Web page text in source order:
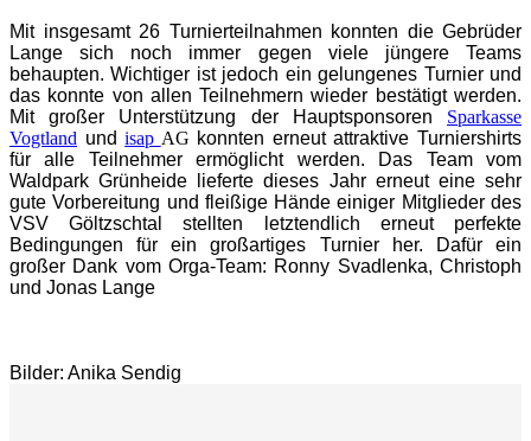
Mit insgesamt 26 Turnierteilnahmen konnten die Gebrüder
Lange sich noch immer gegen viele jüngere Teams
behaupten. Wichtiger ist jedoch ein gelungenes Turnier und
das konnte von allen Teilnehmern wieder bestätigt werden.
Mit großer Unterstützung der Hauptsponsoren Sparkasse
Vogtland undisap AG konnten erneut attraktive Turniershirts
für alle Teilnehmer ermöglicht werden. Das Team vom
Waldpark Grünheide lieferte dieses Jahr erneut eine sehr
gute Vorbereitung und fleißige Hände einiger Mitglieder des
VSV Göltzschtal stellten letztendlich erneut perfekte
Bedingungen für ein großartiges Turnier her. Dafür ein
großer Dank vom Orga-Team: Ronny Svadlenka, Christoph
und Jonas Lange
Bilder: Anika Sendig